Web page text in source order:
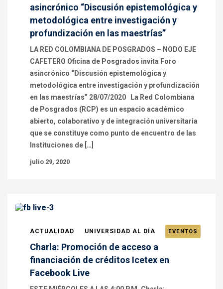
asincrónico “Discusión epistemológica y
metodológica entre investigación y
profundización en las maestrías”
LA RED COLOMBIANA DE POSGRADOS – NODO EJE
CAFETERO Oficina de Posgrados invita Foro
asincrónico “Discusión epistemológica y
metodológica entre investigación y profundización
en las maestrías” 28/07/2020 La Red Colombiana
de Posgrados (RCP) es un espacio académico
abierto, colaborativo y de integración universitaria
que se constituye como punto de encuentro de las
Instituciones de […]
julio 29, 2020
ACTUALIDAD UNIVERSIDAD AL DÍA EVENTOS
Charla: Promoción de acceso a
financiación de créditos Icetex en
Facebook Live